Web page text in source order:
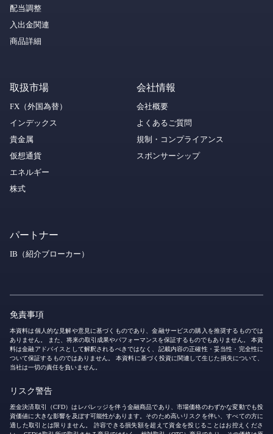
配当調整
入出金関連
商品詳細
取扱市場
FX（外国為替）
インデックス
貴金属
仮想通貨
エネルギー
株式
会社情報
会社概要
よくあるご質問
規制・コンプライアンス
スポンサーシップ
パートナー
IB（紹介ブローカー）
免責事項
本資料は個人的な見解や意見に基づくものであり、金融サービスの購入を推奨するものでは
ありません。 また、将来の取引成果やパフォーマンスを保証するものでもありません。 本資
料は金融アドバイスとして解釈されるべきではなく、記載内容の正確性・妥当性・完全性に
ついて保証するものではありません。 本資料に基づく投資に関連して生じた損失について、
当社は一切の責任を負いません。
リスク警告
差金決済取引（CFD）はレバレッジを伴う金融商品であり、市場価格のわずかな変動でも投
資価値に大きな影響を及ぼす可能性があります。そのため高いリスクを伴い、すべての方に
適した取引とは限りません。 許容できる損失額を超えて資金を投じることはお控えくださ